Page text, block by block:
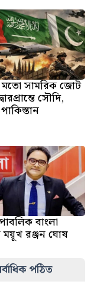
মতো সামরিক জোট
সৌদি,
বাংলা
ময়ূখ রঞ্জন ঘোষ
পঠিত